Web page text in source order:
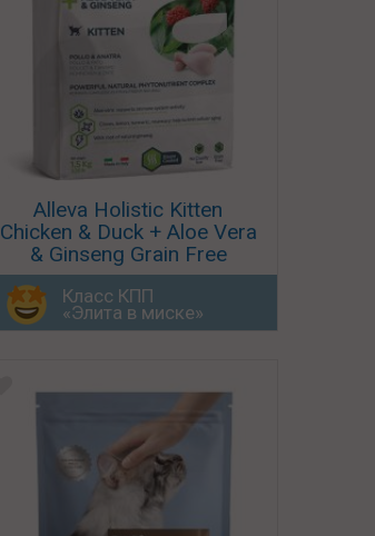
Alleva Holistic Kitten
Chicken & Duck + Aloe Vera
& Ginseng Grain Free
Класс КПП
«Элита в миске»